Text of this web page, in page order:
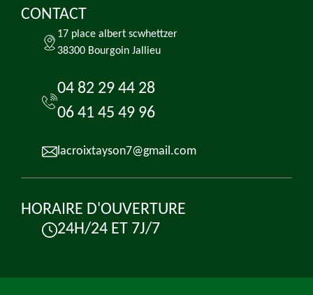
CONTACT
17 place albert scwhettzer
38300 Bourgoin Jallieu
04 82 29 44 28
06 41 45 49 96
lacroixtayson7@gmail.com
HORAIRE D'OUVERTURE
24H/24 ET 7J/7